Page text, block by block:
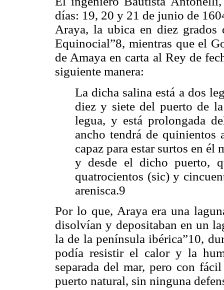
días: 19, 20 y 21 de junio de
Araya, la ubica en diez
Equinocial”8, mientras que el
de Amaya en carta al Rey de
siguiente manera:
La dicha salina está a dos
diez y siete del puerto de
legua, y está prolongada
ancho tendrá de quinientos
capaz para estar surtos en él
y desde el dicho puerto,
quatrocientos (sic) y
arenisca.9
Por lo que, Araya era una
disolvían y depositaban en un
la de la península ibérica”10,
podía resistir el calor y la
separada del mar, pero con
puerto natural, sin ninguna